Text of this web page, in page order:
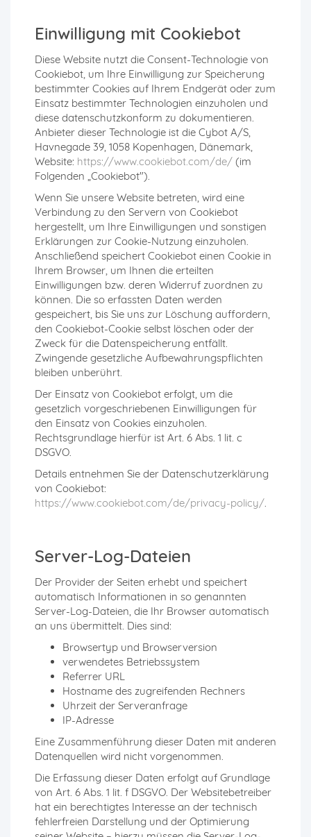
Einwilligung mit Cookiebot
Diese Website nutzt die Consent-Technologie von
Cookiebot, um Ihre Einwilligung zur Speicherung
bestimmter Cookies auf Ihrem Endgerät oder zum
Einsatz bestimmter Technologien einzuholen und
diese datenschutzkonform zu dokumentieren.
Anbieter dieser Technologie ist die Cybot A/S,
Havnegade 39, 1058 Kopenhagen, Dänemark,
Website: https://www.cookiebot.com/de/ (im
Folgenden „Cookiebot").
Wenn Sie unsere Website betreten, wird eine
Verbindung zu den Servern von Cookiebot
hergestellt, um Ihre Einwilligungen und sonstigen
Erklärungen zur Cookie-Nutzung einzuholen.
Anschließend speichert Cookiebot einen Cookie in
Ihrem Browser, um Ihnen die erteilten
Einwilligungen bzw. deren Widerruf zuordnen zu
können. Die so erfassten Daten werden
gespeichert, bis Sie uns zur Löschung auffordern,
den Cookiebot-Cookie selbst löschen oder der
Zweck für die Datenspeicherung entfällt.
Zwingende gesetzliche Aufbewahrungspflichten
bleiben unberührt.
Der Einsatz von Cookiebot erfolgt, um die
gesetzlich vorgeschriebenen Einwilligungen für
den Einsatz von Cookies einzuholen.
Rechtsgrundlage hierfür ist Art. 6 Abs. 1 lit. c
DSGVO.
Details entnehmen Sie der Datenschutzerklärung
von Cookiebot:
https://www.cookiebot.com/de/privacy-policy/
Server-Log-Dateien
Der Provider der Seiten erhebt und speichert
automatisch Informationen in so genannten
Server-Log-Dateien, die Ihr Browser automatisch
an uns übermittelt. Dies sind:
Browsertyp und Browserversion
verwendetes Betriebssystem
Referrer URL
Hostname des zugreifenden Rechners
Uhrzeit der Serveranfrage
IP-Adresse
Eine Zusammenführung dieser Daten mit anderen
Datenquellen wird nicht vorgenommen.
Die Erfassung dieser Daten erfolgt auf Grundlage
von Art. 6 Abs. 1 lit. f DSGVO. Der Websitebetreiber
hat ein berechtigtes Interesse an der technisch
fehlerfreien Darstellung und der Optimierung